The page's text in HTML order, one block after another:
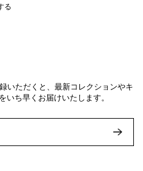
る
いただくと、最新コレクションやキ
いち早くお届けいたします。